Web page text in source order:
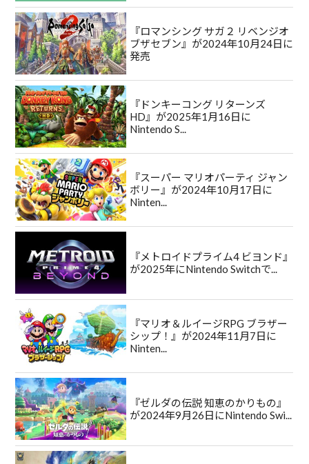
『ロマンシング サガ２ リベンジオ
ブザセブン』が2024年10月24日に
発売
『ドンキーコング リターンズ
HD』が2025年1月16日に
Nintendo S...
『スーパー マリオパーティ ジャン
ボリー』が2024年10月17日に
Ninten...
『メトロイドプライム4 ビヨンド』
が2025年にNintendo Switchで...
『マリオ＆ルイージRPG ブラザー
シップ！』が2024年11月7日に
Ninten...
『ゼルダの伝説 知恵のかりもの』
が2024年9月26日にNintendo Swi...